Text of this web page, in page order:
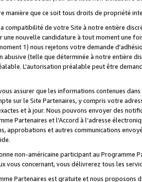
manière que ce soit tous droits de propriété
compatibilité de votre Site à notre entière
une nouvelle candidature à tout moment une
1) nous rejetons votre demande
(telle que déterminée à notre entière
L'autorisation préalable peut être
assurer que les informations contenues
sur le Site Partenaires, y compris votre
et à jour. Nous pouvons envoyer des
Partenaires et l'Accord à l’adresse
approbations et autres communications
non-américaine participant au
vous concernant, vous délivrerez tous les
Partenaires est gratuite et nous proposons